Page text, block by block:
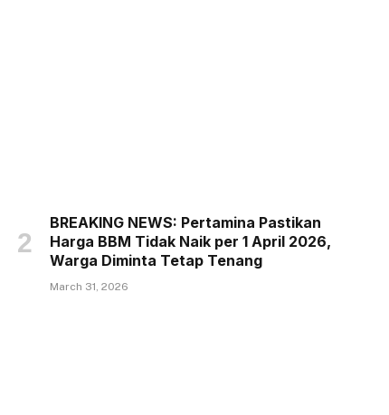
BREAKING NEWS: Pertamina Pastikan
Harga BBM Tidak Naik per 1 April 2026,
Warga Diminta Tetap Tenang
March 31, 2026